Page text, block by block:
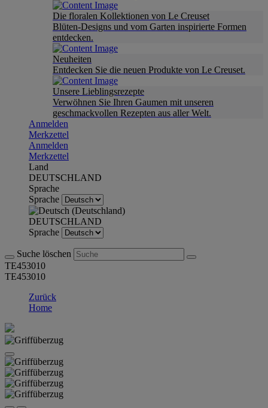
Die floralen Kollektionen von Le Creuset
Blüten-Designs und vom Garten inspirierte Formen
entdecken.
Neuheiten
Entdecken Sie die neuen Produkte von Le Creuset.
Unsere Lieblingsrezepte
Verwöhnen Sie Ihren Gaumen mit unseren
geschmackvollen Rezepten aus aller Welt.
Anmelden
Merkzettel
Anmelden
Merkzettel
Land
DEUTSCHLAND
Sprache
Sprache
DEUTSCHLAND
Sprache
Suche löschen
TE453010
TE453010
Zurück
Home